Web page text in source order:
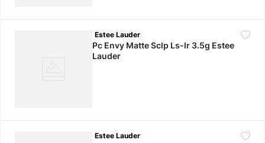
Estee Lauder
Pc Envy Matte Sclp Ls-Ir 3.5g Estee
Lauder
Estee Lauder